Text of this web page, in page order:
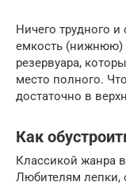
Ничего трудного
емкость (нижнюю)
резервуара,
место полного.
достаточно в
Как
Классикой жанра
Любителям